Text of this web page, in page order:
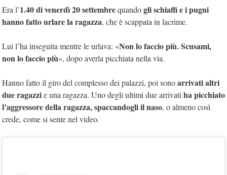
Era l’1.40 di venerdì 20 settembrequandogli schiaffi e i pugni
hanno fatto urlare la ragazza, che è scappata in lacrime.
Lui l’ha inseguita mentre le urlava: «Non lo faccio più. Scusami,
non lo faccio più», dopo averla picchiata nella via.
Hanno fatto il giro del complesso dei palazzi, poi sonoarrivati altri
due ragazzie una ragazza. Uno degli ultimi due arrivati ha picchiato
l’aggressore della ragazza, spaccandogli il naso, o almeno così
crede, come si sente nel video.